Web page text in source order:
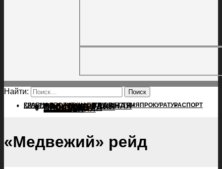
Найти:
ГЛАВНАЯПОЛИТИКАПРОИСШЕСТВИЯ ПРОКУРАТУРАСПОРТ
КУЛЬТУРАПОСЕЛЕНИЯГЛАВНАЯ
ПОЛИТИКА
ПРОИСШЕСТВИЯ
ПРОКУРАТУРА
СПОРТ
КУЛЬТУРА
ПОСЕЛЕНИЯ
«Медвежий» рейд